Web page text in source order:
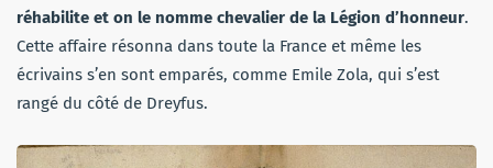
réhabilite et on le nomme chevalier de la Légion d’honneur.
Cette affaire résonna dans toute la France et même les
écrivains s’en sont emparés, comme Emile Zola, qui s’est
rangé du côté de Dreyfus.